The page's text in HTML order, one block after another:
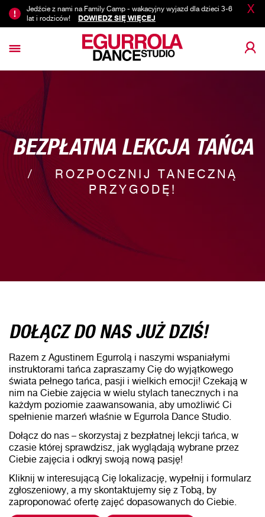
X
Jedźcie z nami na Family Camp - wakacyjny wyjazd dla dzieci 3-6
lat i rodziców!
DOWIEDZ SIĘ WIĘCEJ
BEZPŁATNA LEKCJA TAŃCA
ROZPOCZNIJ TANECZNĄ
PRZYGODĘ!
DOŁĄCZ DO NAS JUŻ DZIŚ!
Razem z Agustinem Egurrolą i naszymi wspaniałymi
instruktorami tańca zapraszamy Cię do wyjątkowego
świata pełnego tańca, pasji i wielkich emocji! Czekają w
nim na Ciebie zajęcia w wielu stylach tanecznych i na
każdym poziomie zaawansowania, aby umożliwić Ci
spełnienie marzeń właśnie w Egurrola Dance Studio.
Dołącz do nas – skorzystaj z bezpłatnej lekcji tańca, w
czasie której sprawdzisz, jak wyglądają wybrane przez
Ciebie zajęcia i odkryj swoją nową pasję!
Kliknij w interesującą Cię lokalizację, wypełnij i formularz
zgłoszeniowy, a my skontaktujemy się z Tobą, by
zaproponować ofertę zajęć dopasowanych do Ciebie.